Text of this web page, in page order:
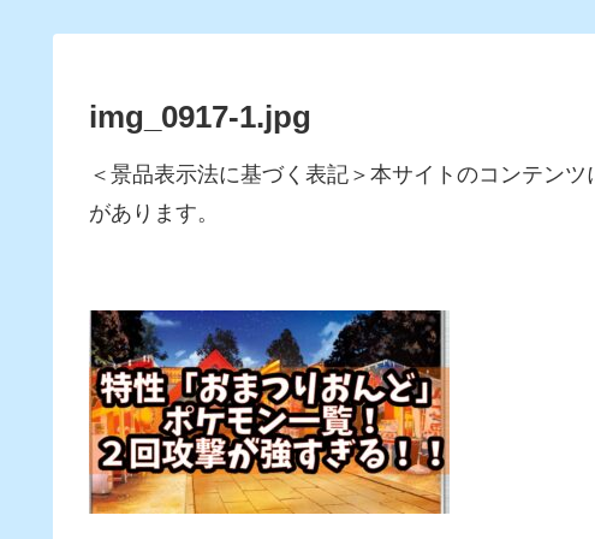
img_0917-1.jpg
＜景品表示法に基づく表記＞本サイトのコンテン
があります。